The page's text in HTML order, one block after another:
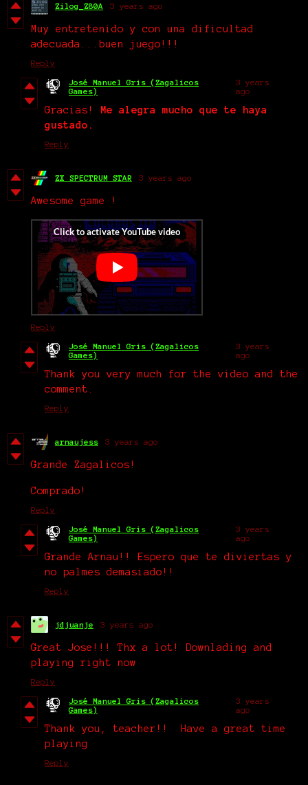
Zilog_Z80A 3 years ago
Muy entretenido y con una dificultad
adecuada...buen juego!!!
Reply
José Manuel Gris (Zagalicos
Games)
3 years
ago
Gracias!
Me alegra mucho que te haya
gustado.
Reply
ZX SPECTRUM STAR 3 years ago
Awesome game !
Reply
José Manuel Gris (Zagalicos
Games)
3 years
ago
Thank you very much for the video and the
comment.
Reply
arnaujess 3 years ago
Grande Zagalicos!
Comprado!
Reply
José Manuel Gris (Zagalicos
Games)
3 years
ago
Grande Arnau!! Espero que te diviertas y
no palmes demasiado!!
Reply
jdjuanje 3 years ago
Great Jose!!! Thx a lot! Downlading and
playing right now
Reply
José Manuel Gris (Zagalicos
Games)
3 years
ago
Thank you, teacher!! Have a great time
playing
Reply